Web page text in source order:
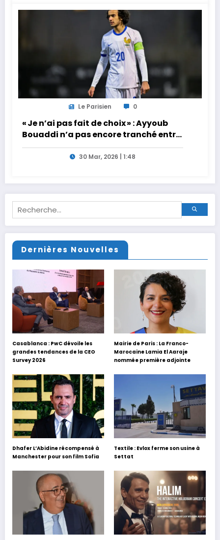
Le Parisien 0
« Je n’ai pas fait de choix » : Ayyoub
Bouaddi n’a pas encore tranché entre
la France et le Maroc
30 Mar, 2026 | 1:48
Dernières Nouvelles
Casablanca : PwC dévoile les
grandes tendances de la CEO
Survey 2026
Mairie de Paris : La Franco-
Marocaine Lamia El Aaraje
nommée première adjointe
Dhafer L’Abidine récompensé à
Manchester pour son film Sofia
Textile : Evlox ferme son usine à
Settat